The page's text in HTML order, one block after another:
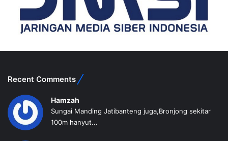
Recent Comments
Hamzah
Sungai Manding Jatibanteng juga,Bronjong sekitar
100m hanyut...